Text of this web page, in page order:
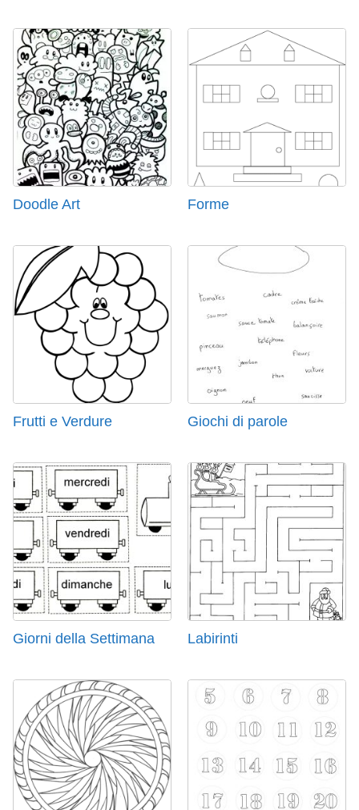
Doodle Art Forme
Frutti e Verdure Giochi di parole
Giorni della Settimana Labirinti